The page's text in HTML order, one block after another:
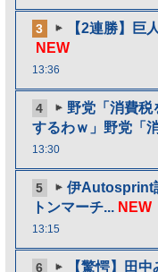
3
【2連勝】巨
NEW
13:36
4
野党「消費税
するわｗ」野党「
13:30
5
伊Autosprint
トンマーチ... NEW
13:15
6
【驚愕】田